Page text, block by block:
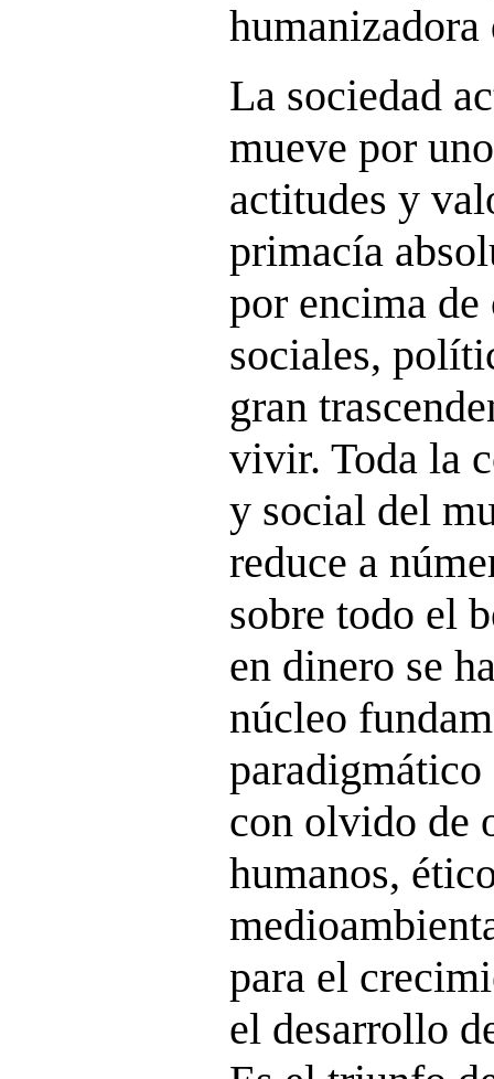
La sociedad
mueve por
actitudes y
primacía
por encima de
sociales,
gran
vivir. Toda la
y social del
reduce a
sobre todo el
en dinero se
núcleo
paradigmático
con olvido de
humanos,
para el
el desarrollo